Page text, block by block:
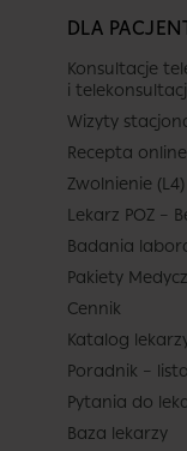
DLA
Konsultacje
i
Wizyty
Recepta online
Zwolnienie
Lekarz POZ –
Badania
Pakiety
Cennik
Katalog
Poradnik –
Pytania do
Baza lekarzy